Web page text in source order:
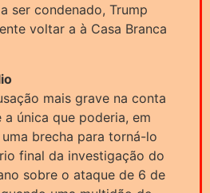
ser condenado, Trump
voltar a à Casa Branca
mais grave na conta
única que poderia, em
brecha para torná-lo
final da investigação do
sobre o ataque de 6 de